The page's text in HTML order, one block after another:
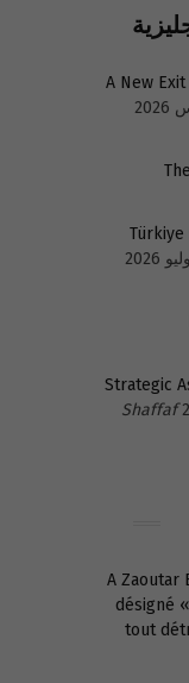
A New
Strategic
Shaffaf
A Zaoutar
désigné
tout